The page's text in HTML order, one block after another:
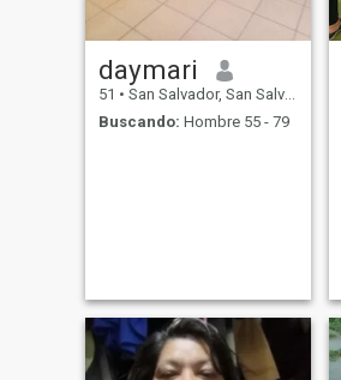
daymari
51 • San Salvador, San Salvador, El Salvador
Buscando: Hombre 55 - 79